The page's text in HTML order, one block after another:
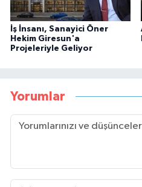
İş İnsanı, Sanayici Öner
Hekim Giresun'a
Projeleriyle Geliyor
Yorumlar